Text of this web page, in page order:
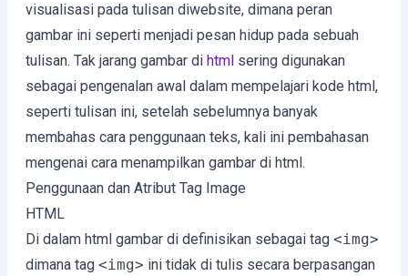
visualisasi pada tulisan diwebsite, dimana peran
gambar ini seperti menjadi pesan hidup pada sebuah
tulisan. Tak jarang gambar di html sering digunakan
sebagai pengenalan awal dalam mempelajari kode html,
seperti tulisan ini, setelah sebelumnya banyak
membahas cara penggunaan teks, kali ini pembahasan
mengenai cara menampilkan gambar di html.
Penggunaan dan Atribut Tag Image
HTML
Di dalam html gambar di definisikan sebagai tag <img>
dimana tag <img> ini tidak di tulis secara berpasangan